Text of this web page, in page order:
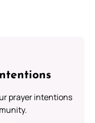
prayer intentions